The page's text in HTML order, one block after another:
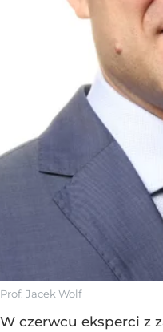
Prof. Jacek Wolf
W czerwcu eksperci z